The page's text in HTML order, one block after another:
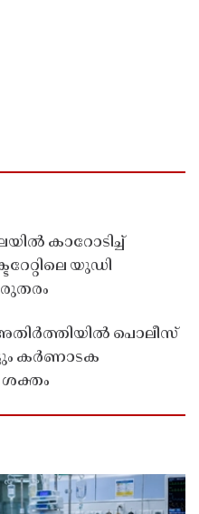
കാറോടിച്ച്
യുഡി
പൊലീസ്
കർണാടക
ശക്തം